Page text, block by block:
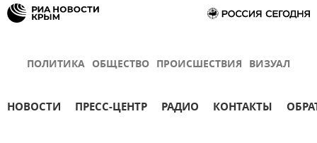
ПОЛИТИКА ОБЩЕСТВО ПРОИСШЕСТВИЯ ВИЗУАЛ
НОВОСТИ ПРЕСС-ЦЕНТР РАДИО КОНТАКТЫ